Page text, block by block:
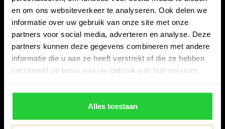
en om ons websiteverkeer te analyseren. Ook delen we
informatie over uw gebruik van onze site met onze
partners voor social media, adverteren en analyse. Deze
partners kunnen deze gegevens combineren met andere
informatie die u aan ze heeft verstrekt of die ze hebben
verzameld op basis van uw gebruik van hun services.
Alles toestaan
Bespanracket.nl is dé racketspecialist van Lelystad en
omstreken.
8224 AA Lelystad